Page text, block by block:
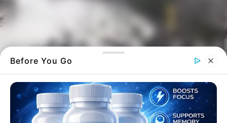
Before You Go